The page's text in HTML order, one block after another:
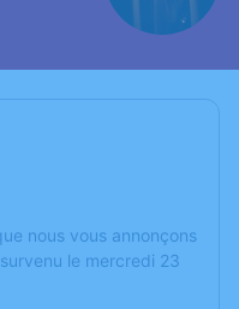
nous vous annonçons
le mercredi 23